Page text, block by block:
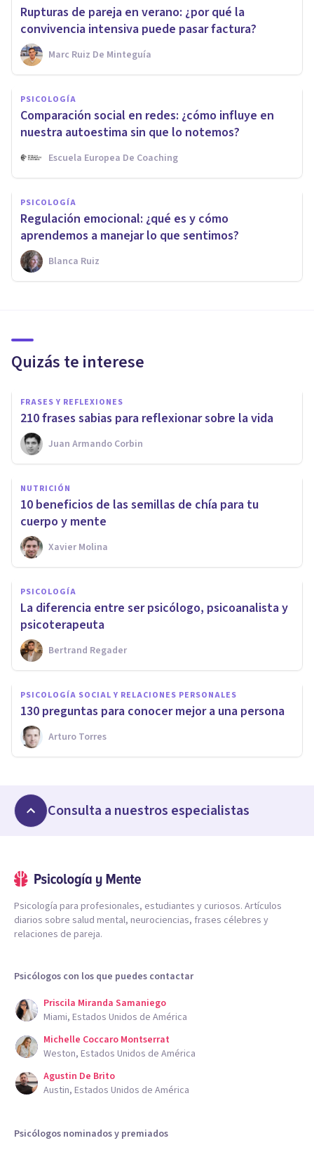
Rupturas de pareja en verano: ¿por qué la
convivencia intensiva puede pasar factura?
Marc Ruiz De Minteguía
PSICOLOGÍA
Comparación social en redes: ¿cómo influye en
nuestra autoestima sin que lo notemos?
Escuela Europea De Coaching
PSICOLOGÍA
Regulación emocional: ¿qué es y cómo
aprendemos a manejar lo que sentimos?
Blanca Ruiz
Quizás te interese
FRASES Y REFLEXIONES
210 frases sabias para reflexionar sobre la vida
Juan Armando Corbin
NUTRICIÓN
​10 beneficios de las semillas de chía para tu
cuerpo y mente
Xavier Molina
PSICOLOGÍA
​La diferencia entre ser psicólogo, psicoanalista y
psicoterapeuta
Bertrand Regader
PSICOLOGÍA SOCIAL Y RELACIONES PERSONALES
130 preguntas para conocer mejor a una persona
Arturo Torres
Consulta a nuestros especialistas
Psicología para profesionales, estudiantes y curiosos. Artículos
diarios sobre salud mental, neurociencias, frases célebres y
relaciones de pareja.
Psicólogos con los que puedes contactar
Priscila Miranda Samaniego
Miami, Estados Unidos de América
Michelle Coccaro Montserrat
Weston, Estados Unidos de América
Agustin De Brito
Austin, Estados Unidos de América
Psicólogos nominados y premiados